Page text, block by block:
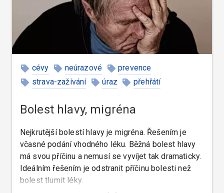
cévy neúrazové
prevence
strava-zažívání
úraz
přehřátí
Bolest hlavy, migréna
Nejkrutější bolestí hlavy je migréna. Řešením je
včasné podání vhodného léku. Běžná bolest hlavy
má svou příčinu a nemusí se vyvíjet tak dramaticky.
Ideálním řešením je odstranit příčinu bolesti než
bolest tlumit léky.